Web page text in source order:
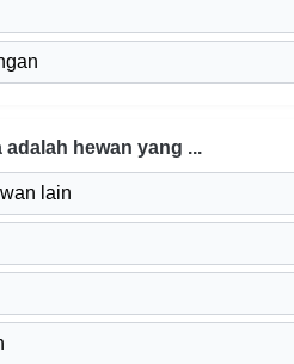
hewan yang ...
lain